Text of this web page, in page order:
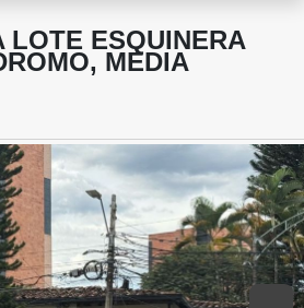
LOTE ESQUINERA
MEDIA